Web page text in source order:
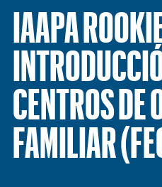
IAAPA
CENTROS DE
FAMILIAR